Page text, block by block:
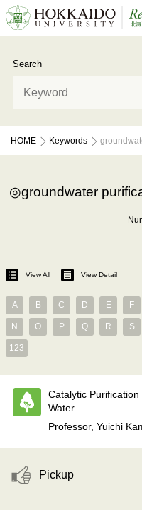
Search
HOME Keywords
groundwater
View All View Detail
A B C D E F
N O P Q R S
123
Catalytic
Water
Professor, Yuichi
Pickup